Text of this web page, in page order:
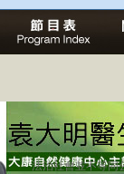
法治社會並不等同